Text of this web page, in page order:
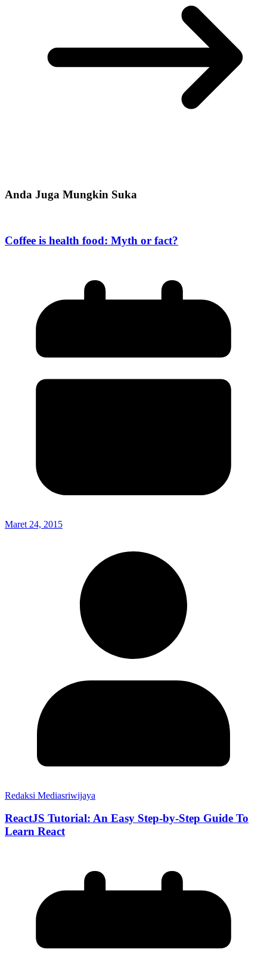
Anda Juga Mungkin Suka
Coffee is health food: Myth or fact?
Maret 24, 2015
Redaksi Mediasriwijaya
ReactJS Tutorial: An Easy Step-by-Step Guide To
Learn React